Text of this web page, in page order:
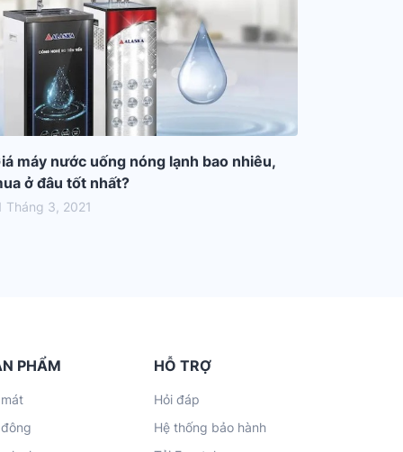
máy nước uống nóng lạnh bao nhiêu,
ở đâu tốt nhất?
Tháng 3, 2021
PHẨM HỖ TRỢ
Hỏi đáp
Hệ thống bảo hành